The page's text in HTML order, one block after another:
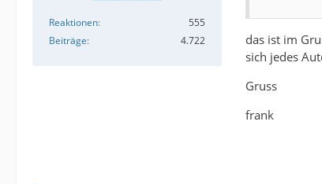
Reaktionen
555
Beiträge
4.722
das ist im
sich jedes
Gruss
frank